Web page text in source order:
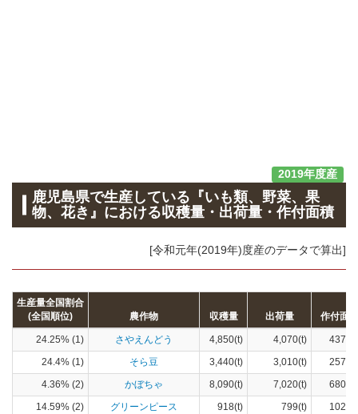
2019年度産
鹿児島県で生産している『いも類、野菜、果
物、花き』における収穫量・出荷量・作付面積
[令和元年(2019年)度産のデータで算出]
生産量全国割合
(全国順位)
農作物 収穫量 出荷量 作付面積
24.25% (1) さやえんどう 4,850(t) 4,070(t)
24.4% (1)
そら豆 3,440(t) 3,010(t)
4.36% (2)
かぼちゃ 8,090(t) 7,020(t)
14.59% (2)
グリーンピース 918(t) 799(t)